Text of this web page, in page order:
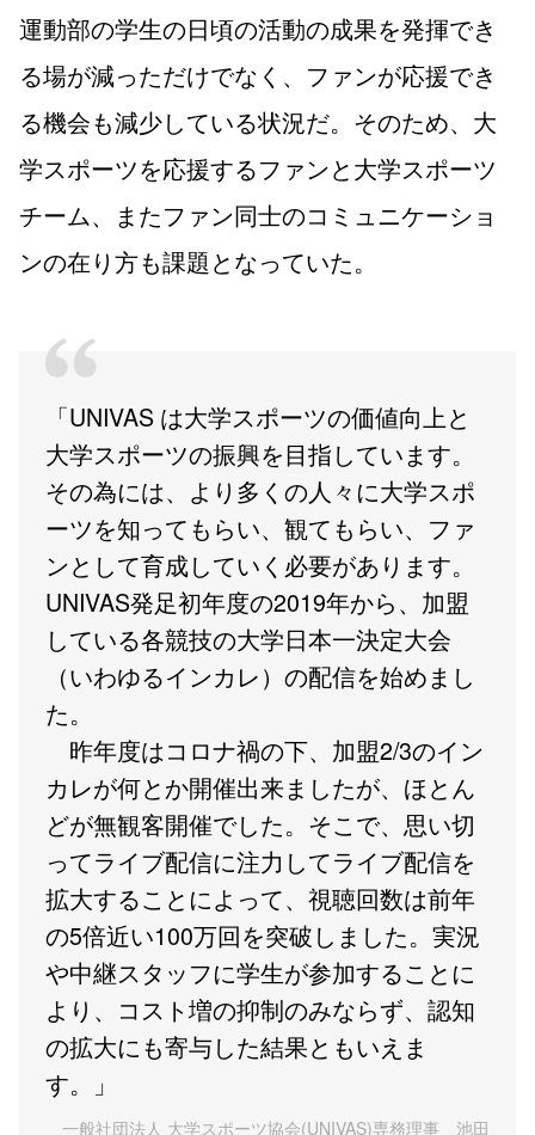
運動部の学生の日頃の活動の成果を発揮でき
る場が減っただけでなく、ファンが応援でき
る機会も減少している状況だ。そのため、大
学スポーツを応援するファンと大学スポーツ
チーム、またファン同士のコミュニケーショ
ンの在り方も課題となっていた。
「UNIVAS は大学スポーツの価値向上と
大学スポーツの振興を目指しています。
その為には、より多くの人々に大学スポ
ーツを知ってもらい、観てもらい、ファ
ンとして育成していく必要があります。
UNIVAS発足初年度の2019年から、加盟
している各競技の大学日本一決定大会
（いわゆるインカレ）の配信を始めまし
た。
昨年度はコロナ禍の下、加盟2/3のイン
カレが何とか開催出来ましたが、ほとん
どが無観客開催でした。そこで、思い切
ってライブ配信に注力してライブ配信を
拡大することによって、視聴回数は前年
の5倍近い100万回を突破しました。実況
や中継スタッフに学生が参加することに
より、コスト増の抑制のみならず、認知
の拡大にも寄与した結果ともいえま
す。」
一般社団法人 大学スポーツ協会(UNIVAS)専務理事 池田